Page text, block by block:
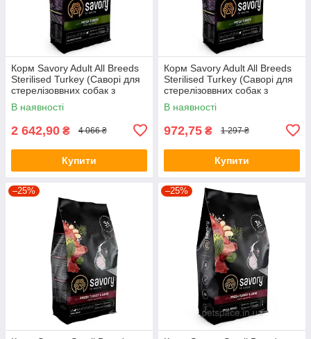
Корм Savory Adult All Breeds
Sterilised Turkey (Саворі для
стерелізоввних собак з
індичкою) 12кг.
В наявності
2 642,90 ₴ 4 066 ₴
Купити
Корм Savory Adult All Breeds
Sterilised Turkey (Саворі для
стерелізоввних собак з
індичкою) 3кг.
В наявності
972,75 ₴ 1 297 ₴
Купити
–25% –25%